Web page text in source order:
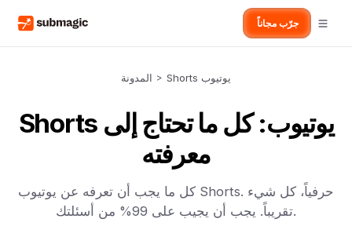
جرّب مجاناً
المدونة > Shorts يوتيوب
Shorts يوتيوب: كل ما تحتاج إلى
معرفته
كل ما يجب أن تعرفه عن يوتيوب Shorts. حرفياً، كل شيء
تقريباً. يجب أن يجيب على 99% من أسئلتك.